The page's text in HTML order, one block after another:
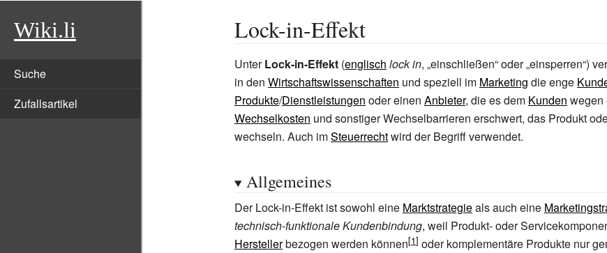
Wiki.li
Suche
Zufallsartikel
Lock-in-Effekt
UnterLock-in-Effekt (englisch lock in, „einschließen“ oder „einsperren“)
in den Wirtschaftswissenschaften und speziell im Marketing die enge
Produkte/Dienstleistungen oder einen Anbieter, die es dem Kunden wegen
Wechselkosten und sonstiger Wechselbarrieren erschwert, das Produkt
wechseln. Auch imSteuerrechtwird der Begriff verwendet.
Allgemeines
Der Lock-in-Effekt ist sowohl eine Marktstrategieals auch eine
technisch-funktionale Kundenbindung, weil Produkt- oder
Herstellerbezogen werden können oder komplementäre Produkte nur